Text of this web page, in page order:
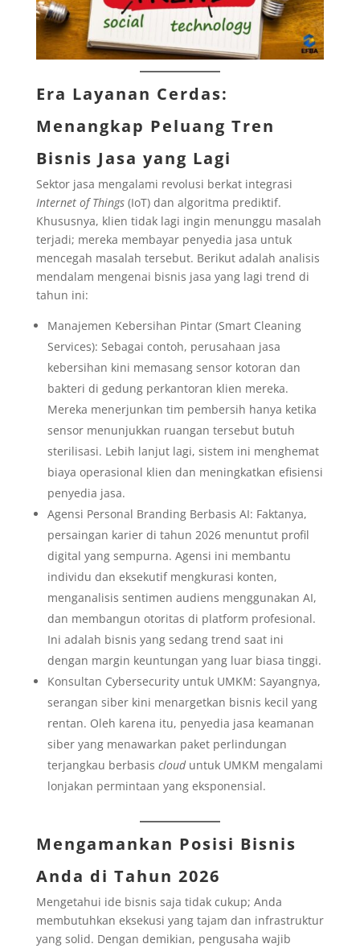
Era Layanan Cerdas:
Menangkap Peluang Tren
Bisnis Jasa yang Lagi
Sektor jasa mengalami revolusi berkat integrasi
Internet of Things(IoT) dan algoritma prediktif.
Khususnya, klien tidak lagi ingin menunggu masalah
terjadi; mereka membayar penyedia jasa untuk
mencegah masalah tersebut. Berikut adalah analisis
mendalam mengenai bisnis jasa yang lagi trend di
tahun ini:
Manajemen Kebersihan Pintar (Smart Cleaning
Services): Sebagai contoh, perusahaan jasa
kebersihan kini memasang sensor kotoran dan
bakteri di gedung perkantoran klien mereka.
Mereka menerjunkan tim pembersih hanya ketika
sensor menunjukkan ruangan tersebut butuh
sterilisasi. Lebih lanjut lagi, sistem ini menghemat
biaya operasional klien dan meningkatkan efisiensi
penyedia jasa.
Agensi Personal Branding Berbasis AI: Faktanya,
persaingan karier di tahun 2026 menuntut profil
digital yang sempurna. Agensi ini membantu
individu dan eksekutif mengkurasi konten,
menganalisis sentimen audiens menggunakan AI,
dan membangun otoritas di platform profesional.
Ini adalah bisnis yang sedang trend saat ini
dengan margin keuntungan yang luar biasa tinggi.
Konsultan Cybersecurity untuk UMKM: Sayangnya,
serangan siber kini menargetkan bisnis kecil yang
rentan. Oleh karena itu, penyedia jasa keamanan
siber yang menawarkan paket perlindungan
terjangkau berbasis clouduntuk UMKM mengalami
lonjakan permintaan yang eksponensial.
Mengamankan Posisi Bisnis
Anda di Tahun 2026
Mengetahui ide bisnis saja tidak cukup; Anda
membutuhkan eksekusi yang tajam dan infrastruktur
yang solid. Dengan demikian, pengusaha wajib